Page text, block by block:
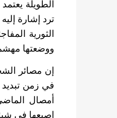
ترد إشارة
الثورية
ووضعتها
إن مصائر
في زمن تبديد
أمصال
إصبعها في